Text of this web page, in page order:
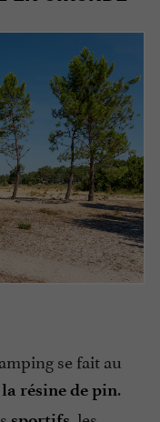
se fait au
résine de pin.